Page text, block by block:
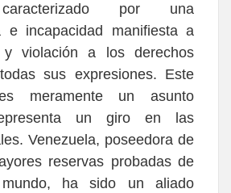
por una
e incapacidad manifiesta a
violación a los derechos
sus expresiones. Este
meramente un asunto
un giro en las
Venezuela, poseedora de
reservas probadas de
ha sido un aliado